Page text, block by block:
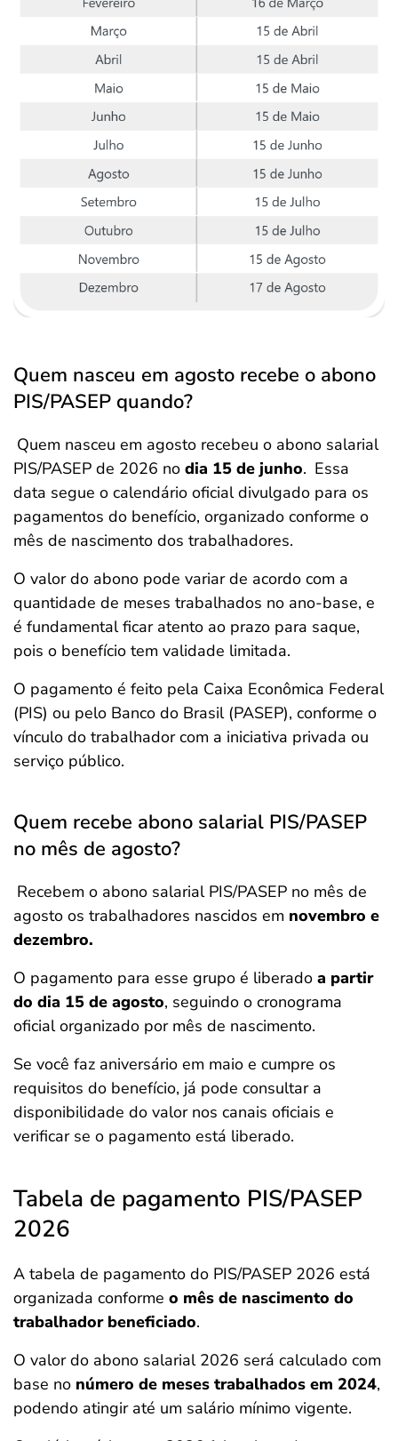
Quem nasceu em agosto recebe o abono
PIS/PASEP quando?
Quem nasceu em agosto recebeu o abono salarial
PIS/PASEP de 2026 no dia 15 de junho. Essa
data segue o calendário oficial divulgado para os
pagamentos do benefício, organizado conforme o
mês de nascimento dos trabalhadores.
O valor do abono pode variar de acordo com a
quantidade de meses trabalhados no ano-base, e
é fundamental ficar atento ao prazo para saque,
pois o benefício tem validade limitada.
O pagamento é feito pela Caixa Econômica Federal
(PIS) ou pelo Banco do Brasil (PASEP), conforme o
vínculo do trabalhador com a iniciativa privada ou
serviço público.
Quem recebe abono salarial PIS/PASEP
no mês de agosto?
Recebem o abono salarial PIS/PASEP no mês de
agosto os trabalhadores nascidos em novembro e
dezembro.
O pagamento para esse grupo é liberado a partir
do dia 15 de agosto, seguindo o cronograma
oficial organizado por mês de nascimento.
Se você faz aniversário em maio e cumpre os
requisitos do benefício, já pode consultar a
disponibilidade do valor nos canais oficiais e
verificar se o pagamento está liberado.
Tabela de pagamento PIS/PASEP
2026
A tabela de pagamento do PIS/PASEP 2026 está
organizada conforme o mês de nascimento do
trabalhador beneficiado.
O valor do abono salarial 2026 será calculado com
base no número de meses trabalhados em 2024,
podendo atingir até um salário mínimo vigente.